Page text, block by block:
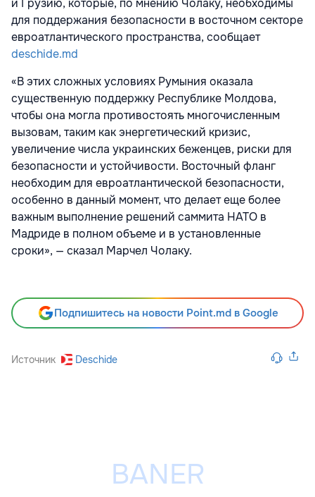
и Грузию, которые, по мнению Чолаку, необходимы
для поддержания безопасности в восточном секторе
евроатлантического пространства, сообщает
deschide.md
«В этих сложных условиях Румыния оказала
существенную поддержку Республике Молдова,
чтобы она могла противостоять многочисленным
вызовам, таким как энергетический кризис,
увеличение числа украинских беженцев, риски для
безопасности и устойчивости. Восточный фланг
необходим для евроатлантической безопасности,
особенно в данный момент, что делает еще более
важным выполнение решений саммита НАТО в
Мадриде в полном объеме и в установленные
сроки», — сказал Марчел Чолаку.
Подпишитесь на новости Point.md в Google
Источник Deschide